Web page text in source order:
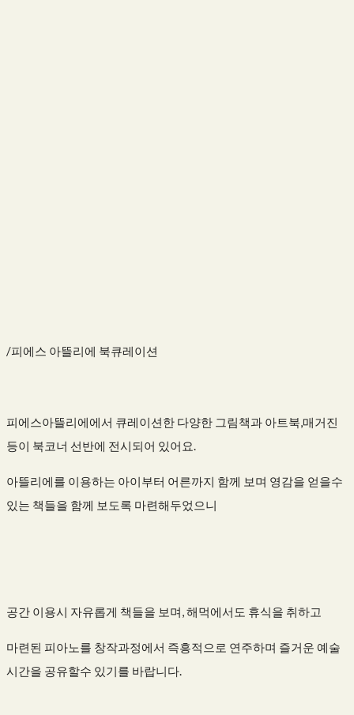
/피에스 아뜰리에 북큐레이션
피에스아뜰리에에서 큐레이션한 다양한 그림책과 아트북,매거진
등이 북코너 선반에 전시되어 있어요.
아뜰리에를 이용하는 아이부터 어른까지 함께 보며 영감을 얻을수
있는 책들을 함께 보도록 마련해두었으니
공간 이용시 자유롭게 책들을 보며, 해먹에서도 휴식을 취하고
마련된 피아노를 창작과정에서 즉흥적으로 연주하며 즐거운 예술
시간을 공유할수 있기를 바랍니다.